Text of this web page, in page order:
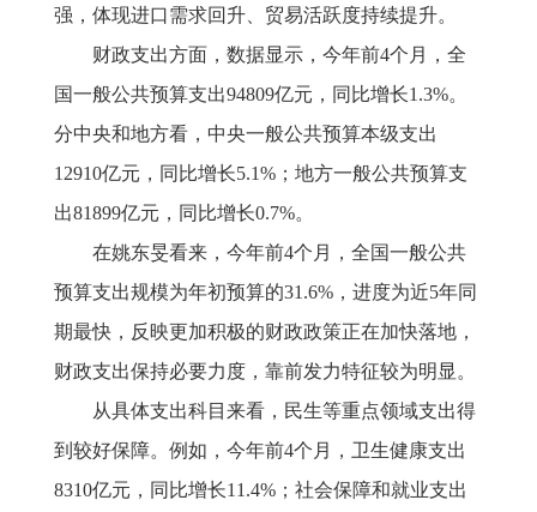
强，体现进口需求回升、贸易活跃度持续提升。
财政支出方面，数据显示，今年前4个月，全
国一般公共预算支出94809亿元，同比增长1.3%。
分中央和地方看，中央一般公共预算本级支出
12910亿元，同比增长5.1%；地方一般公共预算支
出81899亿元，同比增长0.7%。
在姚东旻看来，今年前4个月，全国一般公共
预算支出规模为年初预算的31.6%，进度为近5年同
期最快，反映更加积极的财政政策正在加快落地，
财政支出保持必要力度，靠前发力特征较为明显。
从具体支出科目来看，民生等重点领域支出得
到较好保障。例如，今年前4个月，卫生健康支出
8310亿元，同比增长11.4%；社会保障和就业支出